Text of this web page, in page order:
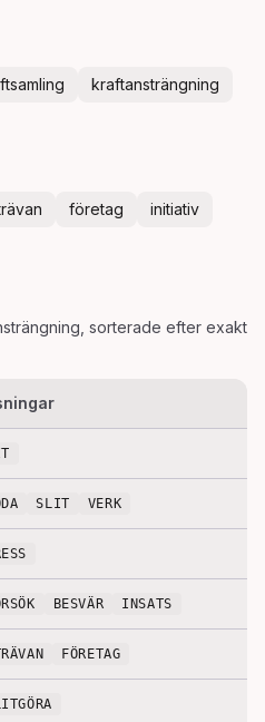
kraftansträngning
företag initiativ
, sorterade efter exakt
SLIT VERK
BESVÄR INSATS
FÖRETAG